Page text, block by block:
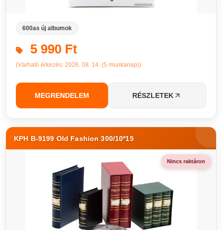
600as új albumok
5 990 Ft
(Várható érkezés: 2026. 08. 14. (5 munkanap))
MEGRENDELEM RÉSZLETEK
KPH B-9199 Old Fashion 300/10*15
Nincs raktáron